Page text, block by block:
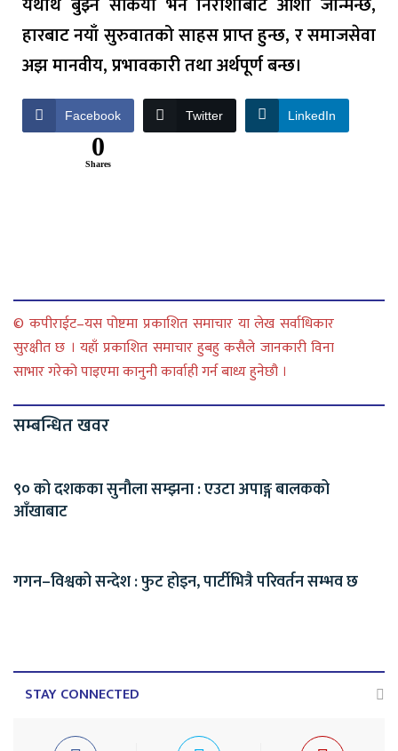
हारबाट नयाँ सुरुवातको साहस प्राप्त हुन्छ, र समाजसेवा
अझ मानवीय, प्रभावकारी तथा अर्थपूर्ण बन्छ।
Facebook Twitter LinkedIn
0
Shares
© कपीराईट–यस पोष्टमा प्रकाशित समाचार या लेख सर्वाधिकार
सुरक्षीत छ । यहाँ प्रकाशित समाचार हुबहु कसैले जानकारी विना
साभार गरेको पाइएमा कानुनी कार्वाही गर्न बाध्य हुनेछौ ।
सम्बन्धित खवर
९० को दशकका सुनौला सम्झना : एउटा अपाङ्ग बालकको
आँखाबाट
गगन–विश्वको सन्देश : फुट होइन, पार्टीभित्रै परिवर्तन सम्भव छ
STAY CONNECTED